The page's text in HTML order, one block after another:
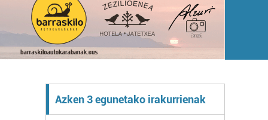
Azken 3 egunetako irakurrienak